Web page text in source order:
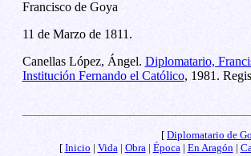
Francisco de Goya
11 de Marzo de 1811.
Canellas López, Ángel. Diplomatario,
Institución Fernando el Católico, 1981.
[ Diplomatario de
[ Inicio | Vida | Obra | Época | En Aragón |